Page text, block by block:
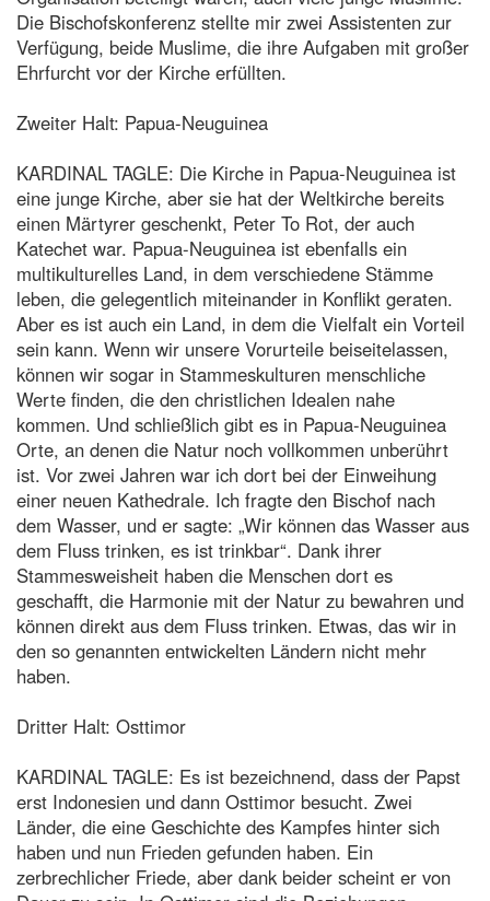
Die Bischofskonferenz stellte mir zwei Assistenten zur
Verfügung, beide Muslime, die ihre Aufgaben mit großer
Ehrfurcht vor der Kirche erfüllten.
Zweiter Halt: Papua-Neuguinea
KARDINAL TAGLE: Die Kirche in Papua-Neuguinea ist
eine junge Kirche, aber sie hat der Weltkirche bereits
einen Märtyrer geschenkt, Peter To Rot, der auch
Katechet war. Papua-Neuguinea ist ebenfalls ein
multikulturelles Land, in dem verschiedene Stämme
leben, die gelegentlich miteinander in Konflikt geraten.
Aber es ist auch ein Land, in dem die Vielfalt ein Vorteil
sein kann. Wenn wir unsere Vorurteile beiseitelassen,
können wir sogar in Stammeskulturen menschliche
Werte finden, die den christlichen Idealen nahe
kommen. Und schließlich gibt es in Papua-Neuguinea
Orte, an denen die Natur noch vollkommen unberührt
ist. Vor zwei Jahren war ich dort bei der Einweihung
einer neuen Kathedrale. Ich fragte den Bischof nach
dem Wasser, und er sagte: „Wir können das Wasser aus
dem Fluss trinken, es ist trinkbar“. Dank ihrer
Stammesweisheit haben die Menschen dort es
geschafft, die Harmonie mit der Natur zu bewahren und
können direkt aus dem Fluss trinken. Etwas, das wir in
den so genannten entwickelten Ländern nicht mehr
haben.
Dritter Halt: Osttimor
KARDINAL TAGLE: Es ist bezeichnend, dass der Papst
erst Indonesien und dann Osttimor besucht. Zwei
Länder, die eine Geschichte des Kampfes hinter sich
haben und nun Frieden gefunden haben. Ein
zerbrechlicher Friede, aber dank beider scheint er von